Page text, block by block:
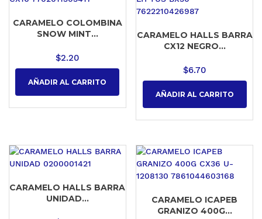
CARAMELO COLOMBINA
SNOW MINT...
$2.20
AÑADIR AL CARRITO
CARAMELO HALLS BARRA
CX12 NEGRO...
$6.70
AÑADIR AL CARRITO
CARAMELO HALLS BARRA
UNIDAD...
CARAMELO ICAPEB
GRANIZO 400G...